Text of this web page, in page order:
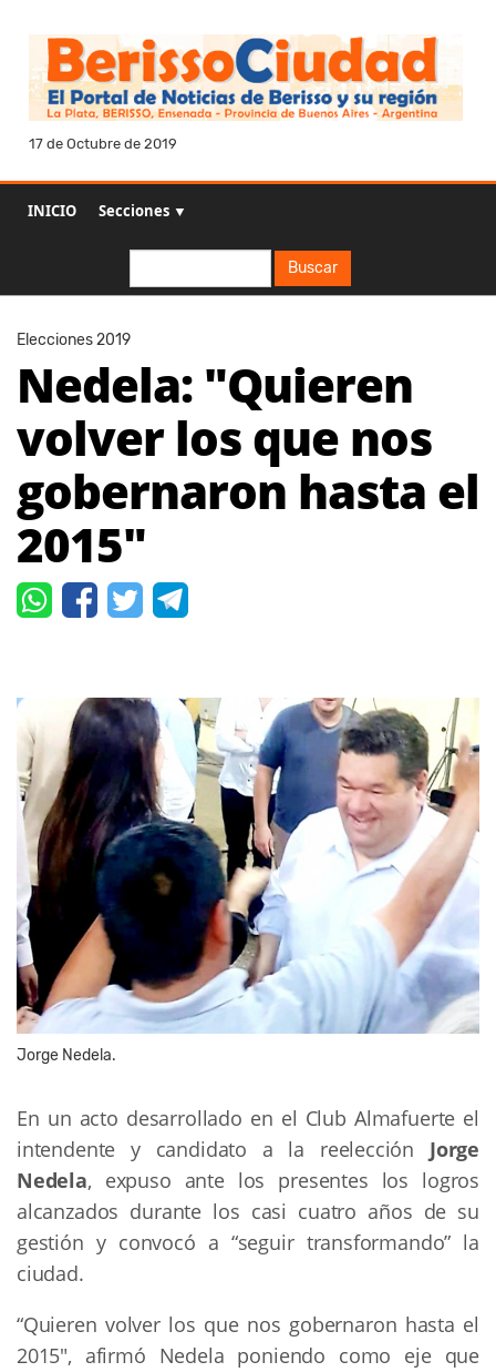
17 de Octubre de 2019
INICIO Secciones ▼
Buscar
Elecciones 2019
Nedela: "Quieren
volver los que nos
gobernaron hasta el
2015"
Jorge Nedela.
En un acto desarrollado en el Club Almafuerte el
intendente y candidato a la reelección Jorge
Nedela, expuso ante los presentes los logros
alcanzados durante los casi cuatro años de su
gestión y convocó a “seguir transformando” la
ciudad.
“Quieren volver los que nos gobernaron hasta el
2015", afirmó Nedela poniendo como eje que